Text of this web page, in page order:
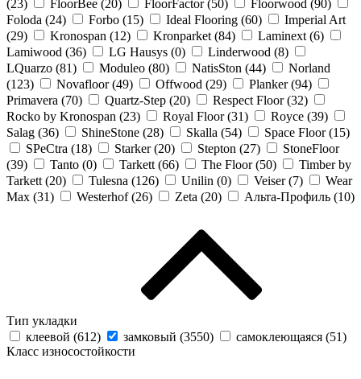
(23) FloorBee (20) FloorFactor (50) Floorwood (90)
Foloda (24) Forbo (15) Ideal Flooring (60)
Imperial Art
(29) Kronospan (12) Kronparket (84) Laminext (6)
Lamiwood (36) LG Hausys (0) Linderwood (8)
LQuarzo (81) Moduleo (80) NatisSton (44)
Norland
(123) Novafloor (49) Offwood (29) Planker (94)
Primavera (70) Quartz-Step (20) Respect Floor (32)
Rocko by Kronospan (23) Royal Floor (31) Royce (39)
Salag (36) ShineStone (28) Skalla (54) Space Floor (15)
SPeCtra (18) Starker (20) Stepton (27)
StoneFloor
(39) Tanto (0) Tarkett (66) The Floor (50)
Timber by
Tarkett (20) Tulesna (126) Unilin (0) Veiser (7)
Wear
Max (31) Westerhof (26) Zeta (20) Альта-Профиль (10)
Тип укладки
клеевой (612) замковый (3550) самоклеющаяся (51)
Класс износостойкости